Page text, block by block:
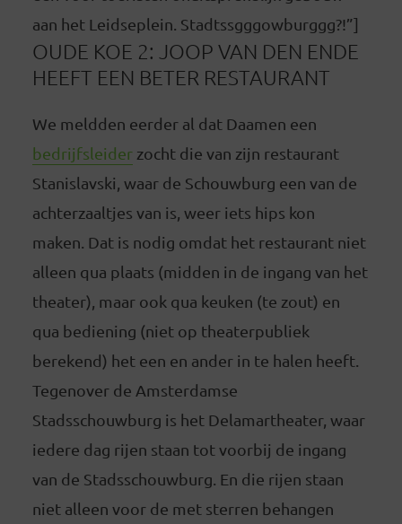
aan het Leidseplein. Stadtssgggowburggg?!”]
OUDE KOE 2: JOOP VAN DEN ENDE
HEEFT EEN BETER RESTAURANT
We meldden eerder al dat Daamen een
bedrijfsleiderzocht die van zijn restaurant
Stanislavski, waar de Schouwburg een van de
achterzaaltjes van is, weer iets hips kon
maken. Dat is nodig omdat het restaurant niet
alleen qua plaats (midden in de ingang van het
theater), maar ook qua keuken (te zout) en
qua bediening (niet op theaterpubliek
berekend) het een en ander in te halen heeft.
Tegenover de Amsterdamse
Stadsschouwburg is het Delamartheater, waar
iedere dag rijen staan tot voorbij de ingang
van de Stadsschouwburg. En die rijen staan
niet alleen voor de met sterren behangen